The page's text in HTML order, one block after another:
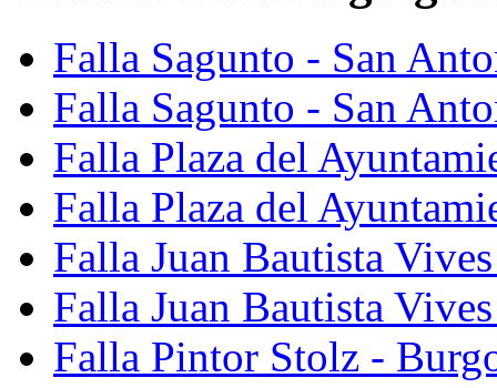
Falla Sagunto - San
Falla Sagunto - San
Falla Plaza del
Falla Plaza del
Falla Juan Bautista
Falla Juan Bautista
Falla Pintor Stolz -